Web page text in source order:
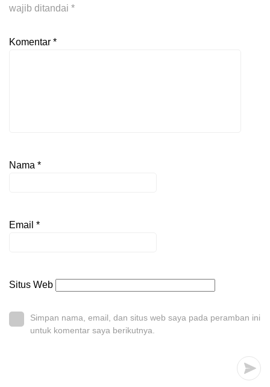
wajib ditandai *
Komentar *
Nama *
Email *
Situs Web
Simpan nama, email, dan situs web saya pada peramban ini
untuk komentar saya berikutnya.